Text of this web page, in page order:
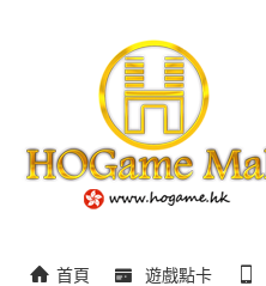
首頁 遊戲點卡